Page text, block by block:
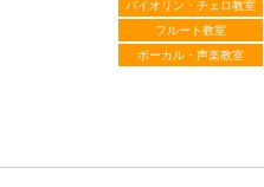
バイオリン・チェロ教室
フルート教室
ボーカル・声楽教室